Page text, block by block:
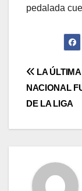
pedalada
LA
NACIONAL
DE LA LIGA